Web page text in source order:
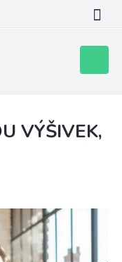
košík
VÝŠIVEK,